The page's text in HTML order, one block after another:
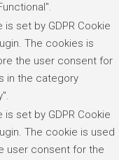
is set by GDPR Cookie
The cookies is
the user consent for
in the category
is set by GDPR Cookie
The cookie is used
user consent for the